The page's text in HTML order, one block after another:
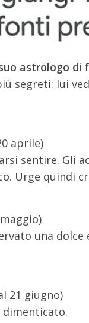
astrologo di
segreti: lui
aprile)
sentire. Gli
Urge quindi
una
21 giugno)